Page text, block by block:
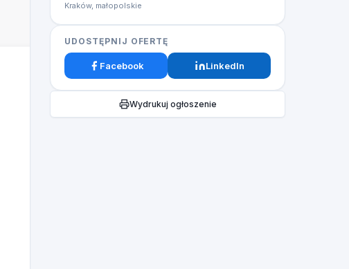
Kraków, małopolskie
UDOSTĘPNIJ OFERTĘ
Facebook LinkedIn
Wydrukuj ogłoszenie